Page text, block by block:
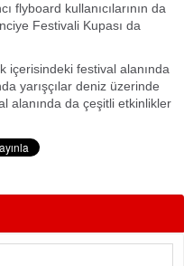
flyboard kullanıcılarının da
Festivali Kupası da
içerisindeki festival alanında
yarışçılar deniz üzerinde
alanında da çeşitli etkinlikler